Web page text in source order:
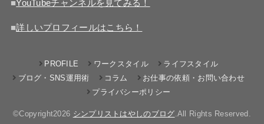
■YouTubeチャンネルを見てみる！
■詳しいプロフィールはこちら！
PROFILE ワークスタイル
ライフスタイル
ブログ・SNS運用術
コラム
お仕事の依頼・お問い合わせ
プライバシーポリシー
©Copyright2026 シンプリストはやしのブログ.All Rights Reserved.